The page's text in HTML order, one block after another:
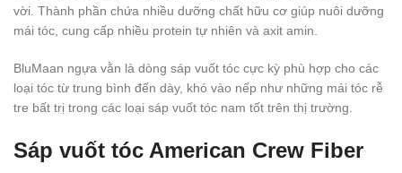
vời. Thành phần chứa nhiều dưỡng chất hữu cơ giúp nuôi dưỡng
mái tóc, cung cấp nhiều protein tự nhiên và axit amin.
BluMaan ngựa vằn là dòng sáp vuốt tóc cực kỳ phù hợp cho các
loại tóc từ trung bình đến dày, khó vào nếp như những mái tóc rễ
tre bất trị trong các loại sáp vuốt tóc nam tốt trên thị trường.
Sáp vuốt tóc American Crew Fiber